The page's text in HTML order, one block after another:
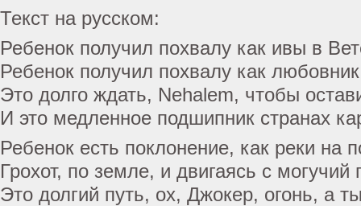
Текст на русском:
Ребенок получил похвалу как ивы в
Ребенок получил похвалу как
Это долго ждать, Nehalem, чтобы
И это медленное подшипник странах
Ребенок есть поклонение, как реки на
Грохот, по земле, и двигаясь с могучий
Это долгий путь, ох, Джокер, огонь, а